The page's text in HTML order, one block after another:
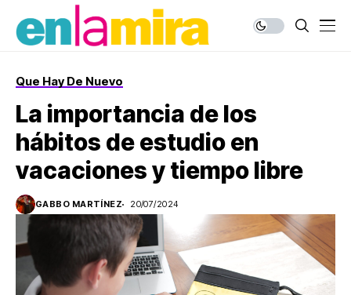
Que Hay De Nuevo
La importancia de los
hábitos de estudio en
vacaciones y tiempo libre
GABBO MARTÍNEZ 20/07/2024